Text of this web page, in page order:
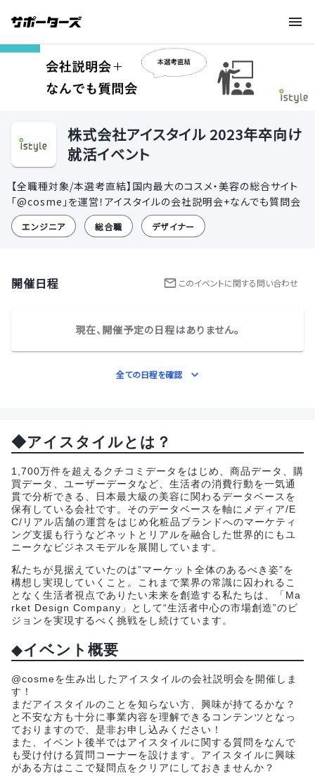
株式会社アイスタイル 2023年卒向け
就活イベント
【全職種対象/本選考直結】国内最大のコスメ・美容の総合サイト
「@cosme」を運営！アイスタイルの会社説明会+なんでも質問会
エンジニア 総合職 デザイナー
開催日程 このイベントに関する問い合わせ
現在、開催予定の日程はありません。
全ての日程を確認
◆アイスタイルとは？
1,700万件を超えるクチコミデータをはじめ、商品データ、購
買データ、ユーザーデータなど、生活者の消費行動を一気通
貫で分析できる、日本最大級の美容に関わるデータベースを
保有している会社です。そのデータベースを軸にメディア/E
C/リアル店舗の運営をはじめ化粧品ブランドへのマーケティ
ング支援も行うなどネットとリアルを融合した世界的にもユ
ニークなビジネスモデルを展開しています。
私たちが見据えていたのは”マーケット全体のあるべき姿”を
構想し実現していくこと。これまで業界の常識に囚われるこ
となく生活者視点でありたい未来を創造する私たちは、「Ma
rket Design Company」として“生活者中心の市場創造”のビ
ジョンを実現するべく挑戦をし続けています。
◆イベント概要
@cosmeを生み出したアイスタイルの会社説明会を開催しま
す！
まだアイスタイルのことを知らない方、興味が持てるかな？
と不安な方も十分に事業内容を理解できるコンテンツとなっ
ておりますので、是非お申し込みください！
また、イベント後半ではアイスタイルに関する質問をなんで
も受け付ける質問コーナーを設けます。アイスタイルに興味
がある方はここで疑問点をクリアにしておきませんか？